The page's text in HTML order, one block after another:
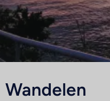
Wandelen